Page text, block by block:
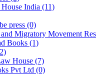
India (11)
press (0)
Migratory Movement
Books (1)
House (7)
Pvt Ltd (0)